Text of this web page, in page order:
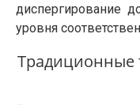
диспергирование
уровня
Традиционные